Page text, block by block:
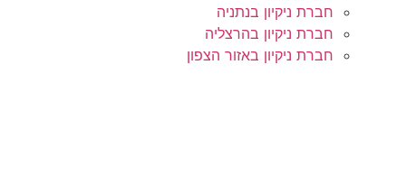
חברת ניקיון בנתניה
חברת ניקיון בהרצליה
חברת ניקיון באזור הצפון